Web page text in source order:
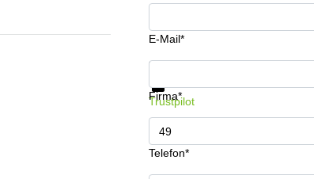
E-Mail*
Firma*
Telefon*
Informationen und Preise erhalten
Trustpilot